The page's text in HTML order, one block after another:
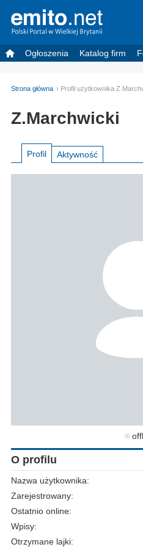
Ogłoszenia Katalog firm
Strona główna Profil użytkownika
Z.Marchwicki
Profil Aktywność
O profilu
Nazwa użytkownika:
Zarejestrowany:
Ostatnio online:
Wpisy:
Otrzymane lajki: